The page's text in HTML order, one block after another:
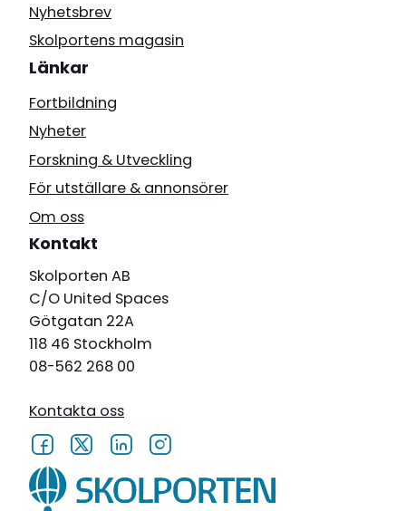
Nyhetsbrev
Skolportens magasin
Länkar
Fortbildning
Nyheter
Forskning & Utveckling
För utställare & annonsörer
Om oss
Kontakt
Skolporten AB
C/O United Spaces
Götgatan 22A
118 46 Stockholm
08-562 268 00
Kontakta oss